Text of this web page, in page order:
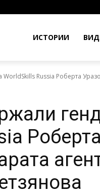
ИСТОРИИ
Russia Роберта